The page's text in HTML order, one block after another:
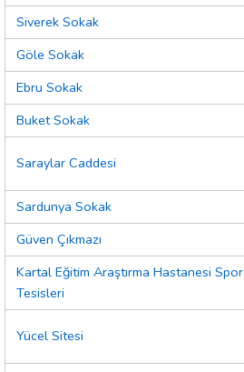
Siverek Sokak
Göle Sokak
Ebru Sokak
Buket Sokak
Saraylar Caddesi
Sardunya Sokak
Güven Çıkmazı
Kartal Eğitim Araştırma Hastanesi Spor
Tesisleri
Yücel Sitesi